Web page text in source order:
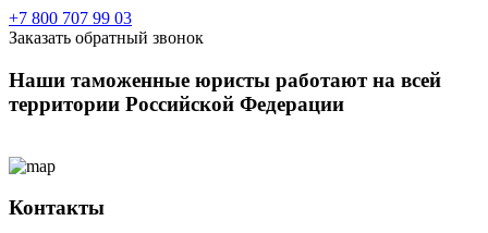
+7 800 707 99 03
Заказать обратный звонок
Наши таможенные юристы работают на всей
территории Российской Федерации
Контакты